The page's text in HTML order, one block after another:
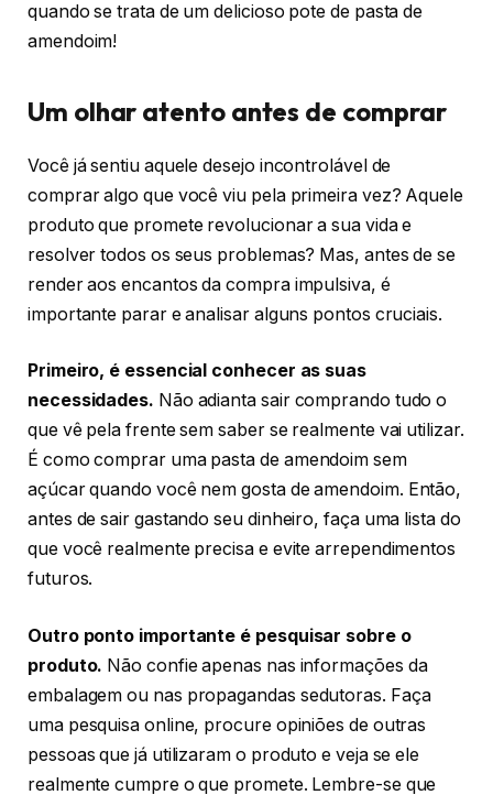
quando se trata de um delicioso pote de pasta de
amendoim!
Um olhar atento antes de comprar
Você já sentiu aquele desejo incontrolável de
comprar algo que você viu pela primeira vez? Aquele
produto que promete revolucionar a sua vida e
resolver todos os seus problemas? Mas, antes de se
render aos encantos da compra impulsiva, é
importante parar e analisar alguns pontos cruciais.
Primeiro, é essencial conhecer as suas
necessidades. Não adianta sair comprando tudo o
que vê pela frente sem saber se realmente vai utilizar.
É como comprar uma pasta de amendoim sem
açúcar quando você nem gosta de amendoim. Então,
antes de sair gastando seu dinheiro, faça uma lista do
que você realmente precisa e evite arrependimentos
futuros.
Outro ponto importante é pesquisar sobre o
produto. Não confie apenas nas informações da
embalagem ou nas propagandas sedutoras. Faça
uma pesquisa online, procure opiniões de outras
pessoas que já utilizaram o produto e veja se ele
realmente cumpre o que promete. Lembre-se que